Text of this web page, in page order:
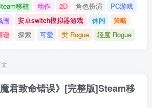
移植 动作 2D 角色扮演
PC游戏
围 安卓switch模拟器游戏 休闲
策略
谜 探索 可爱 类 Rogue 轻度 Rogue
君致命错误》[完整版]Steam移